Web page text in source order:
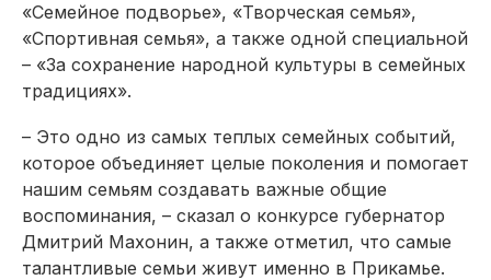
«Семейное подворье», «Творческая семья»,
«Спортивная семья», а также одной специальной
– «За сохранение народной культуры в семейных
традициях».
– Это одно из самых теплых семейных событий,
которое объединяет целые поколения и помогает
нашим семьям создавать важные общие
воспоминания, – сказал о конкурсе губернатор
Дмитрий Махонин, а также отметил, что самые
талантливые семьи живут именно в Прикамье.